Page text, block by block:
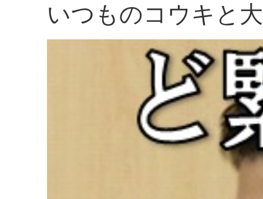
いつものコウキと